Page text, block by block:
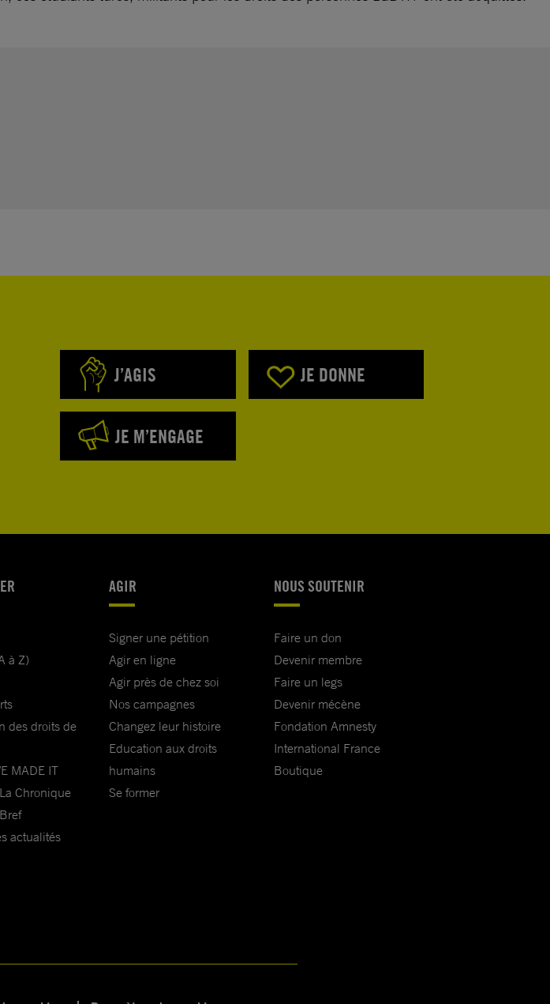
J’AGIS JE DONNE
JE M’ENGAGE
à Z)
des droits de
MADE IT
Chronique
actualités
AGIR
Signer une pétition
Agir en ligne
Agir près de chez soi
Nos campagnes
Changez leur histoire
Education aux droits
humains
Se former
NOUS SOUTENIR
Faire un don
Devenir membre
Faire un legs
Devenir mécène
Fondation Amnesty
International France
Boutique